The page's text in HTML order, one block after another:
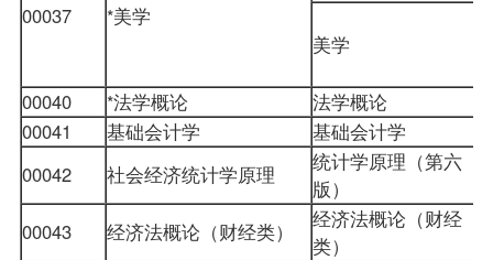
00037 *美学
美学
00040 *法学概论 法学概论
00041
基础会计学 基础会计学
00042
社会经济统计学原理
统计学原理（第六
版）
00043
经济法概论（财经类）
经济法概论（财经
类）